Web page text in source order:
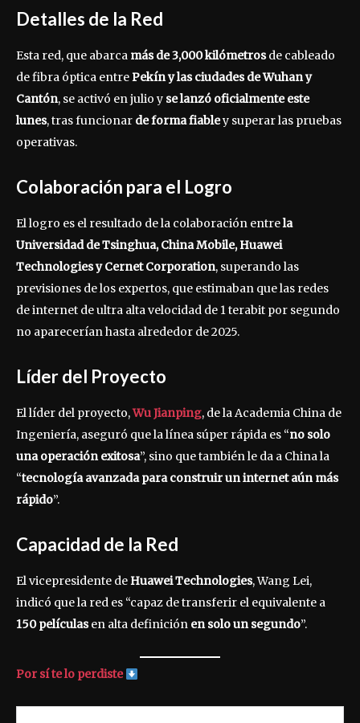
Detalles de la Red
Esta red, que abarca más de 3,000 kilómetrosde cableado
de fibra óptica entrePekín y las ciudades de Wuhan y
Cantón, se activó en julio y se lanzó oficialmente este
lunes, tras funcionar de forma fiabley superar las pruebas
operativas.
Colaboración para el Logro
El logro es el resultado de la colaboración entrela
Universidad de Tsinghua, China Mobile, Huawei
Technologies y Cernet Corporation, superando las
previsiones de los expertos, que estimaban que las redes
de internet de ultra alta velocidad de 1 terabit por segundo
no aparecerían hasta alrededor de 2025.
Líder del Proyecto
El líder del proyecto,Wu Jianping, de la Academia China de
Ingeniería, aseguró que la línea súper rápida es “no solo
una operación exitosa”, sino que también le da a China la
“tecnología avanzada para construir un internet aún más
rápido”.
Capacidad de la Red
El vicepresidente deHuawei Technologies, Wang Lei,
indicó que la red es “capaz de transferir el equivalente a
150 películasen alta definición en solo un segundo”.
Por sí te lo perdiste